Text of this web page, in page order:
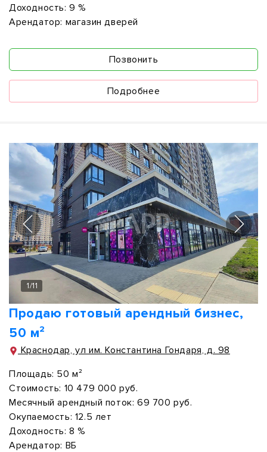
Доходность: 9 %
Арендатор: магазин дверей
Позвонить
Подробнее
1/11
Продаю готовый арендный бизнес,
50 м²
Краснодар, ул им. Константина Гондаря, д. 98
Площадь: 50 м²
Стоимость: 10 479 000 руб.
Месячный арендный поток: 69 700 руб.
Окупаемость: 12.5 лет
Доходность: 8 %
Арендатор: ВБ